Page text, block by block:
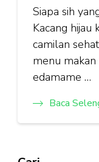
Siapa sih
Kacang hijau
camilan
menu makan
edamame …
Baca